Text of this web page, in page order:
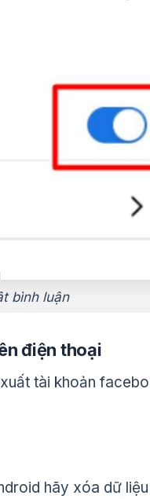
bình luận
điện thoại
tài khoản
hãy xóa dữ